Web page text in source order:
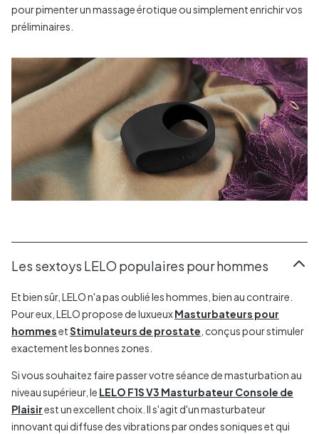
pour pimenter un massage érotique ou simplement enrichir vos
préliminaires.
Les sextoys LELO populaires pour hommes
Et bien sûr, LELO n'a pas oublié les hommes, bien au contraire.
Pour eux, LELO propose de luxueuxMasturbateurs pour
hommesetStimulateurs de prostate , conçus pour stimuler
exactement les bonnes zones.
Si vous souhaitez faire passer votre séance de masturbation au
niveau supérieur, le LELO F1S V3 Masturbateur Console de
Plaisirest un excellent choix. Il s'agit d'un masturbateur
innovant qui diffuse des vibrations par ondes soniques et qui